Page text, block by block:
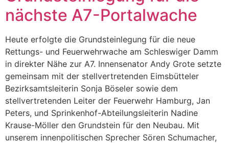
nächste A7-Portalwache
Heute erfolgte die Grundsteinlegung für die neue
Rettungs- und Feuerwehrwache am Schleswiger Damm
in direkter Nähe zur A7. Innensenator Andy Grote setzte
gemeinsam mit der stellvertretenden Eimsbütteler
Bezirksamtsleiterin Sonja Böseler sowie dem
stellvertretenden Leiter der Feuerwehr Hamburg, Jan
Peters, und Sprinkenhof-Abteilungsleiterin Nadine
Krause-Möller den Grundstein für den Neubau. Mit
unserem innenpolitischen Sprecher Sören Schumacher,